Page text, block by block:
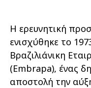
Η ερευνητική
ενισχύθηκε το
Βραζιλιάνικη
(Embrapa), ένας
αποστολή την